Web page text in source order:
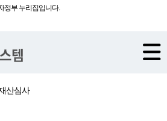
정부 누리집입니다.
산심사